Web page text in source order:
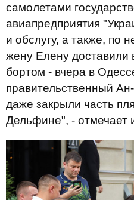
самолетами
авиапредприятия
и обслугу, а также, по
жену Елену доставили
бортом - вчера в
правительственный
даже закрыли часть
Дельфине", - отмечает